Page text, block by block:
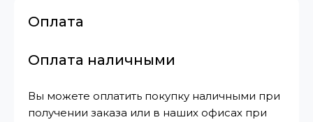
Оплата
Оплата наличными
Вы можете оплатить покупку наличными при
получении заказа или в наших офисах при